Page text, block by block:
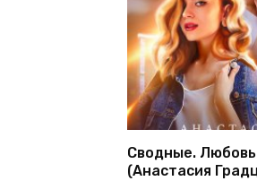
Сводные.
(Анастасия